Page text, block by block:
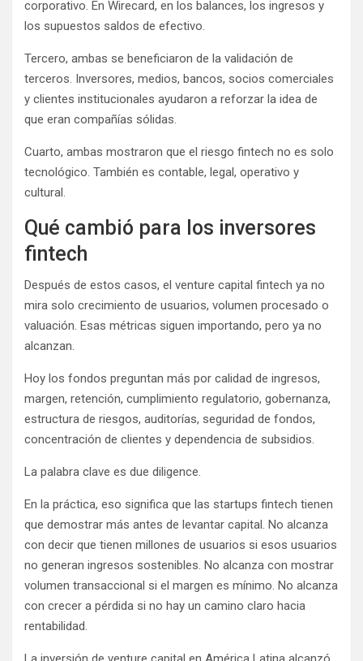
corporativo. En Wirecard, en los balances, los ingresos y
los supuestos saldos de efectivo.
Tercero, ambas se beneficiaron de la validación de
terceros. Inversores, medios, bancos, socios comerciales
y clientes institucionales ayudaron a reforzar la idea de
que eran compañías sólidas.
Cuarto, ambas mostraron que el riesgo fintech no es solo
tecnológico. También es contable, legal, operativo y
cultural.
Qué cambió para los inversores
fintech
Después de estos casos, el venture capital fintech ya no
mira solo crecimiento de usuarios, volumen procesado o
valuación. Esas métricas siguen importando, pero ya no
alcanzan.
Hoy los fondos preguntan más por calidad de ingresos,
margen, retención, cumplimiento regulatorio, gobernanza,
estructura de riesgos, auditorías, seguridad de fondos,
concentración de clientes y dependencia de subsidios.
La palabra clave es due diligence.
En la práctica, eso significa que las startups fintech tienen
que demostrar más antes de levantar capital. No alcanza
con decir que tienen millones de usuarios si esos usuarios
no generan ingresos sostenibles. No alcanza con mostrar
volumen transaccional si el margen es mínimo. No alcanza
con crecer a pérdida si no hay un camino claro hacia
rentabilidad.